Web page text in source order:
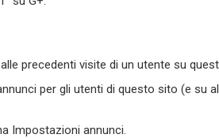
precedenti visite di un utente su
per gli utenti di questo sito (e su
Impostazioni annunci